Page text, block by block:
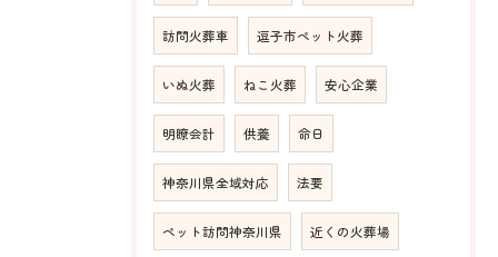
訪問火葬車 逗子市ペット火葬
いぬ火葬 ねこ火葬 安心企業
明瞭会計 供養 命日
神奈川県全域対応 法要
ペット訪問神奈川県 近くの火葬場